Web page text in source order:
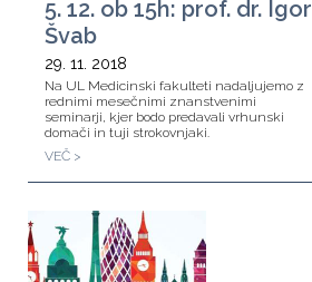
5. 12. ob 15h: prof. dr. Igor
Švab
29. 11. 2018
Na UL Medicinski fakulteti nadaljujemo z
rednimi mesečnimi znanstvenimi
seminarji, kjer bodo predavali vrhunski
domači in tuji strokovnjaki.
VEČ >